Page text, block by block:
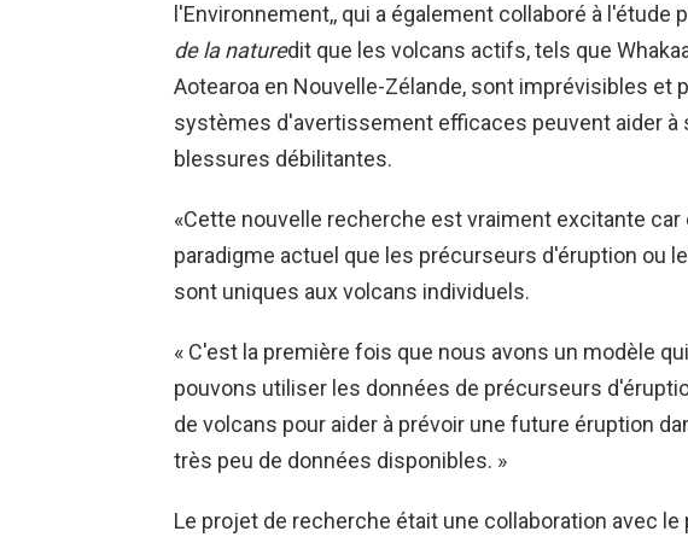
l'Environnement,, qui a également collaboré à l'étude
de la naturedit que les volcans actifs, tels que
Aotearoa en Nouvelle-Zélande, sont imprévisibles et
systèmes d'avertissement efficaces peuvent aider à
blessures débilitantes.
«Cette nouvelle recherche est vraiment excitante
paradigme actuel que les précurseurs d'éruption ou
sont uniques aux volcans individuels.
« C'est la première fois que nous avons un modèle
pouvons utiliser les données de précurseurs
de volcans pour aider à prévoir une future éruption
très peu de données disponibles. »
Le projet de recherche était une collaboration avec